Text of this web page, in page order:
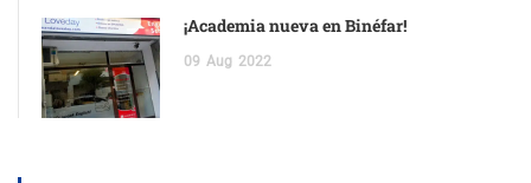
¡Academia nueva en Binéfar!
09 Aug 2022